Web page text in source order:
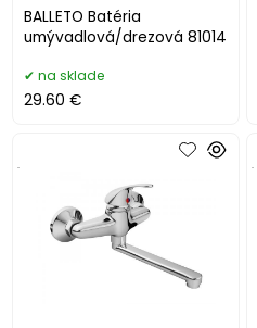
BALLETO Batéria
umývadlová/drezová 81014
na sklade
29.60 €
. .